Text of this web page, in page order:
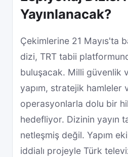
Yayınlanacak?
Çekimlerine 21 Mayıs'ta
dizi, TRT tabii
buluşacak. Milli güvenlik
yapım, stratejik hamleler
operasyonlarla dolu bir
hedefliyor. Dizinin yayın
netleşmiş değil. Yapım
iddialı projeyle Türk